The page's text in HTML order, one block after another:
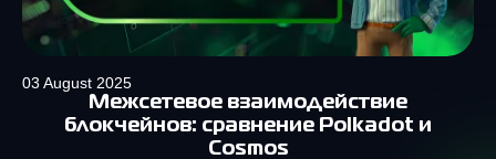
03 August 2025
Межсетевое взаимодействие
блокчейнов: сравнение Polkadot и
Cosmos